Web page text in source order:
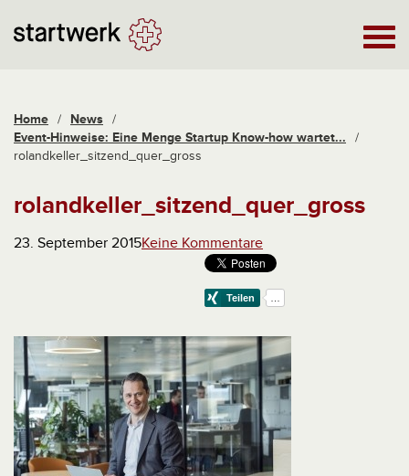
Home / News /
Event-Hinweise: Eine Menge Startup Know-how wartet...
/
rolandkeller_sitzend_quer_gross
rolandkeller_sitzend_quer_gross
23. September 2015Keine Kommentare